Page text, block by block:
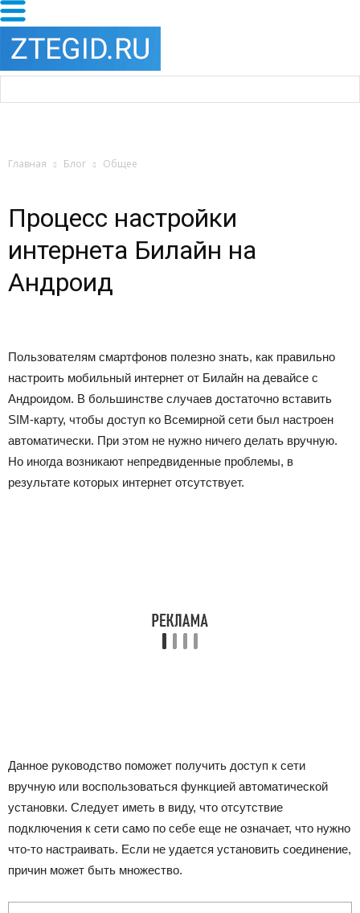
Главная Блог Общее
Процесс настройки
интернета Билайн на
Андроид
Пользователям смартфонов полезно знать, как правильно
настроить мобильный интернет от Билайн на девайсе с
Андроидом. В большинстве случаев достаточно вставить
SIM-карту, чтобы доступ ко Всемирной сети был настроен
автоматически. При этом не нужно ничего делать вручную.
Но иногда возникают непредвиденные проблемы, в
результате которых интернет отсутствует.
Данное руководство поможет получить доступ к сети
вручную или воспользоваться функцией автоматической
установки. Следует иметь в виду, что отсутствие
подключения к сети само по себе еще не означает, что нужно
что-то настраивать. Если не удается установить соединение,
причин может быть множество.